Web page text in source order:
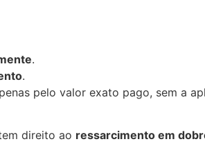
.
.
pelo valor exato pago, sem a
direito ao ressarcimento em